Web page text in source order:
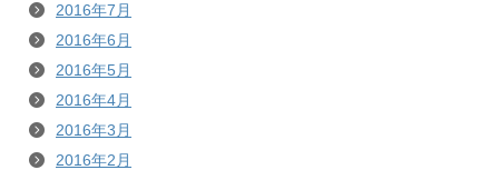
2016年7月
2016年6月
2016年5月
2016年4月
2016年3月
2016年2月